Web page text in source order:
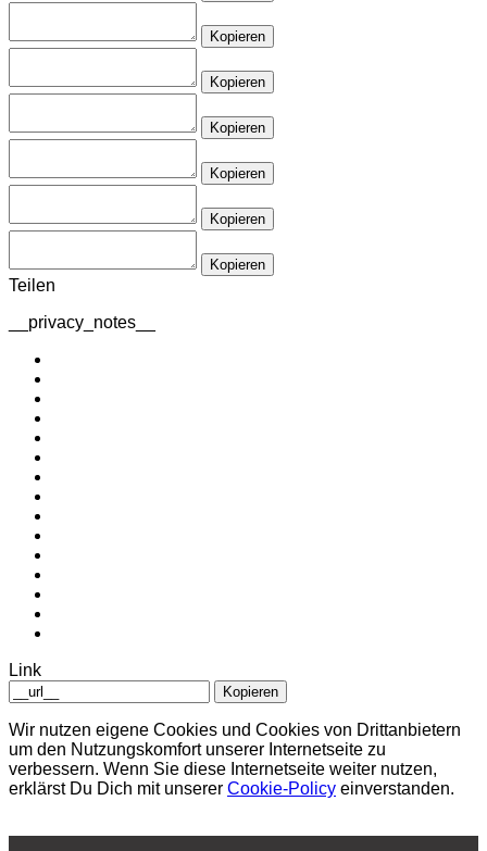
Kopieren
Kopieren
Kopieren
Kopieren
Kopieren
Kopieren
Teilen
__privacy_notes__
Link
Kopieren
Wir nutzen eigene Cookies und Cookies von Drittanbietern
um den Nutzungskomfort unserer Internetseite zu
verbessern. Wenn Sie diese Internetseite weiter nutzen,
erklärst Du Dich mit unserer Cookie-Policy einverstanden.